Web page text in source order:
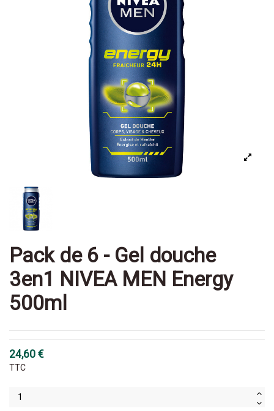
Pack de 6 - Gel douche
3en1 NIVEA MEN Energy
500ml
24,60 €
TTC